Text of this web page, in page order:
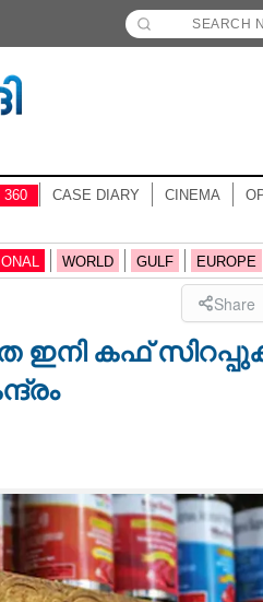
360 CASE DIARY CINEMA
WORLD GULF EUROPE
Share
ഇനി കഫ്